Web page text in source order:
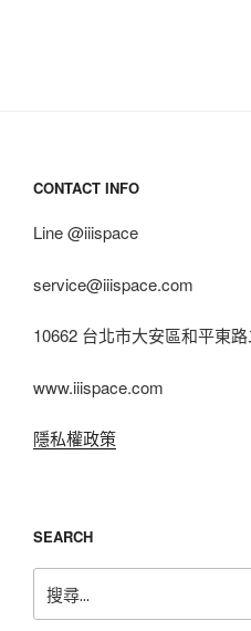
CONTACT INFO
Line @iiispace
service@iiispace.com
10662 台北市大安區和平東
www.iiispace.com
隱私權政策
SEARCH
尋